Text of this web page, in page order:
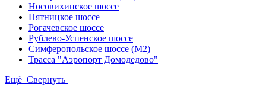
Носовихинское шоссе
Пятницкое шоссе
Рогачевское шоссе
Рублево-Успенское шоссе
Симферопольское шоссе (М2)
Трасса "Аэропорт Домодедово"
Ещё Свернуть